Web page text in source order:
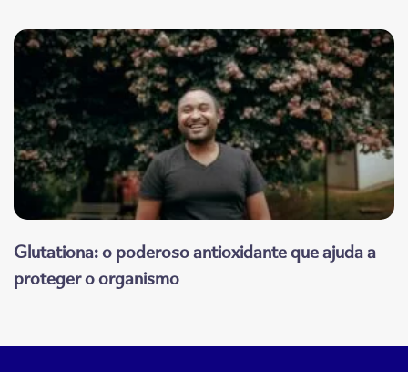
Glutationa: o poderoso antioxidante que ajuda a
proteger o organismo